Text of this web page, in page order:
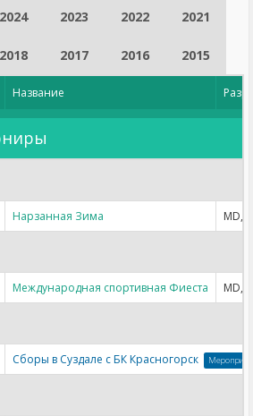
2024 2023 2022 2021
2018 2017 2016 2015
Название
Нарзанная Зима MD,
Международная спортивная Фиеста MD,
Сборы в Суздале с БК Красногорск